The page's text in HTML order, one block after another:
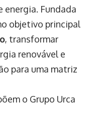
energia. Fundada
objetivo principal
, transformar
renovável e
para uma matriz
o Grupo Urca